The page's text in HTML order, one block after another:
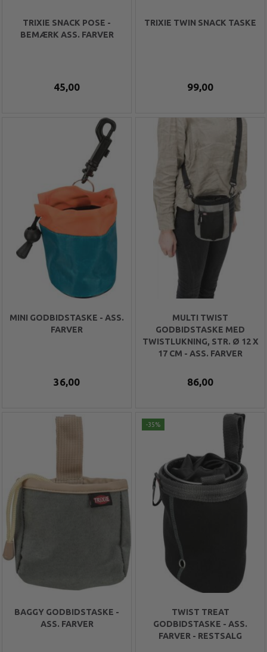
TRIXIE SNACK POSE -
BEMÆRK ASS. FARVER
45,00
TRIXIE TWIN SNACK TASKE
99,00
MINI GODBIDSTASKE - ASS.
FARVER
36,00
MULTI TWIST
GODBIDSTASKE MED
TWISTLUKNING, STR. Ø 12 X
17 CM - ASS. FARVER
86,00
BAGGY GODBIDSTASKE -
ASS. FARVER
-35%
TWIST TREAT
GODBIDSTASKE - ASS.
FARVER - RESTSALG